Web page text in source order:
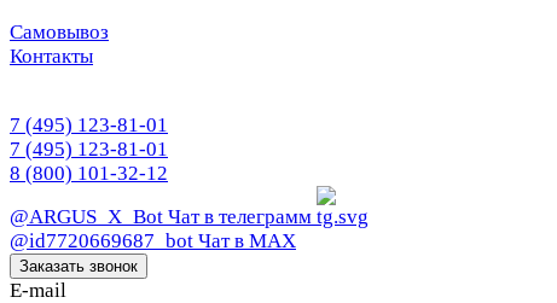
Самовывоз
Контакты
7 (495) 123-81-01
7 (495) 123-81-01
8 (800) 101-32-12
@ARGUS_X_Bot Чат в телеграмм
@id7720669687_bot Чат в МАХ
Заказать звонок
E-mail